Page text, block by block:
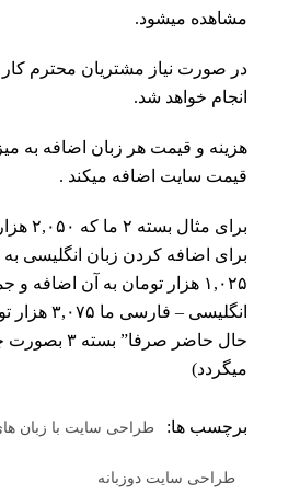
مشاهده میشود.
در صورت نیاز مشتریان محترم
انجام خواهد شد.
قیمت سایت اضافه میکند .
برای
برای اضافه کردن زبان انگلیسی
انگلیسی –
حال حاضر
میگردد)
برچسب ها: طراحی سایت با زبان
طراحی سایت دوزبانه